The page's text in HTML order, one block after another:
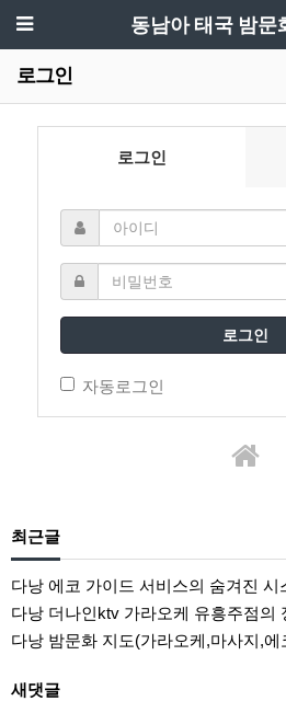
동남아 태국 밤문
로그인
로그인
로그인
자동로그인
최근글
다낭 에코 가이드 서비스의 숨겨진 시스템과 다
다낭 더나인ktv 가라오케 유흥주점의 정석
다낭 밤문화 지도(가라오케,마사지,에코걸,토킹바,클럽)
새댓글